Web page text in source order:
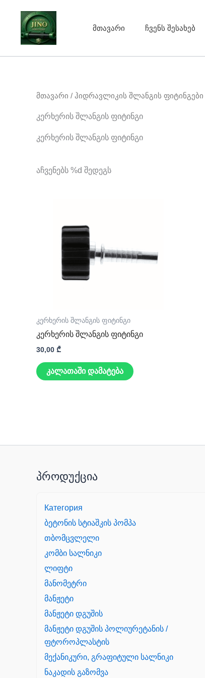
content
მთავარი ჩვენს შესახებ
მთავარი / ჰიდრავლიკის შლანგის ფიტინგები
კერხერის შლანგის ფიტინგი
კერხერის შლანგის ფიტინგი
აჩვენებს %d შედეგს
კერხერის შლანგის ფიტინგი
კერხერის შლანგის ფიტინგი
30,00 ₾
კალათაში დამატება
პროდუქცია
Категория
ბეტონის სტიაშკის პომპა
თბომცვლელი
კომბი სალნიკი
ლიფტი
მანომეტრი
მანჟეტი
მანჟეტი დგუშის
მანჟეტი დგუშის პოლიურეტანის /
ფტოროპლასტის
მექანიკური, გრაფიტული სალნიკი
ნაკადის გაზომვა